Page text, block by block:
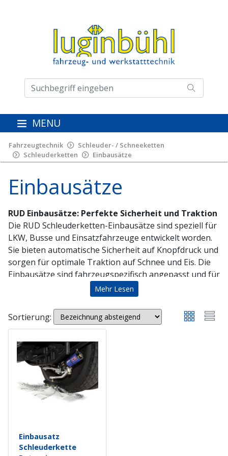
MENU
Fahrzeugtechnik
Schleuder- / Schneeketten
Schleuderketten
Einbausätze
Einbausätze
RUD Einbausätze: Perfekte Sicherheit und Traktion
Die RUD Schleuderketten-Einbausätze sind speziell für
LKW, Busse und Einsatzfahrzeuge entwickelt worden.
Sie bieten automatische Sicherheit auf Knopfdruck und
sorgen für optimale Traktion auf Schnee und Eis. Die
Einbausätze sind fahrzeugspezifisch angepasst und für
leichte als auch schwere Nutzfahrzeuge geeignet – die
ideale Lösung für schwierige Witterungs- und
Strassenverhältnisse.
Einbausätze
Automatische Sicherheit auf Knopfdruck:
Ketten können direkt aus dem Fahrerhaus
aktiviert werden, ohne dass der Fahrer das
Fahrzeug verlassen muss.
gelegt und sorgen für optimale Traktion.
Anpassungsfähigkeit:
Mehr Lesen
Sortierung:
Einbausatz
Schleuderkette